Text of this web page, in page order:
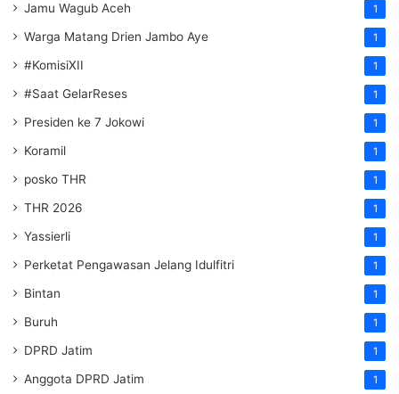
Jamu Wagub Aceh 1
Warga Matang Drien Jambo Aye 1
#KomisiXII 1
#Saat GelarReses 1
Presiden ke 7 Jokowi 1
Koramil 1
posko THR 1
THR 2026 1
Yassierli 1
Perketat Pengawasan Jelang Idulfitri 1
Bintan 1
Buruh 1
DPRD Jatim 1
Anggota DPRD Jatim 1